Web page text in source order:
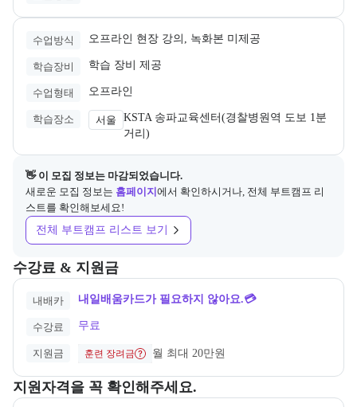
수업방식 오프라인 현장 강의, 녹화본 미제공
학습장비 학습 장비 제공
수업형태 오프라인
학습장소 서울
KSTA 송파교육센터(경찰병원역 도보 1분
거리)
👋 이 모집 정보는 마감되었습니다.
새로운 모집 정보는 홈페이지 에서 확인하시거나, 전체 부트캠프 리
스트를 확인해보세요!
전체 부트캠프 리스트 보기
수강료 & 지원금
교육과정의 비용 및 결제 관련 정보를 안내한다. 필요 시 정부지원 과
내배카 내일배움카드가 필요하지 않아요.💳
수강료 무료
지원금 훈련 장려금 월 최대 20만원
지원자격을 꼭 확인해주세요.
교육과정 지원 자격과 우대 사항을 각각 묶어서 안내한다.